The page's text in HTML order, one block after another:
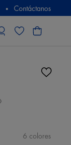
Contáctanos
6 colores